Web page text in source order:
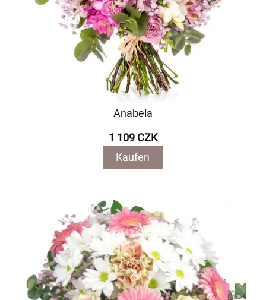
Anabela
1 109 CZK
Kaufen